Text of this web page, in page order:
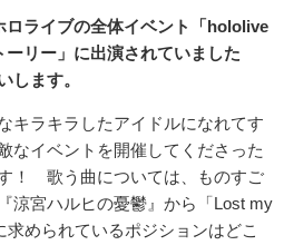
ライブの全体イベント「hololive
リー」に出演されていました
します。
キラキラしたアイドルになれてす
なイベントを開催してくださった
！ 歌う曲については、ものすご
涼宮ハルヒの憂鬱』から「Lost my
められているポジションはどこ